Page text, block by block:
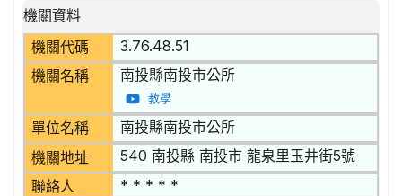
招標公告詳細內容
機關資料
機關代碼
3.76.48.51
機關名稱 南投縣南投市公所
教學
單位名稱 南投縣南投市公所
機關地址 540 南投縣 南投市 龍泉里玉井街5號
聯絡人 * * * * *